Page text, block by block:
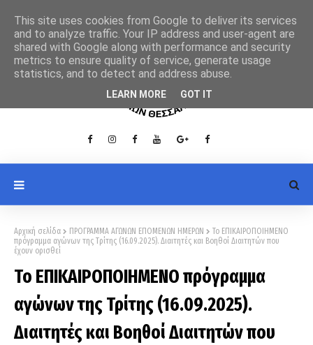
Αρχική σελίδα ΠΡΟΓΡΑΜΜΑ ΑΓΩΝΩΝ ΕΠΟΜΕΝΩΝ ΗΜΕΡΩΝ
Το ΕΠΙΚΑΙΡΟΠΟΙΗΜΕΝΟ
πρόγραμμα αγώνων της Τρίτης (16.09.2025). Διαιτητές και Βοηθοί Διαιτητών που
έχουν ορισθεί
Το ΕΠΙΚΑΙΡΟΠΟΙΗΜΕΝΟ πρόγραμμα
αγώνων της Τρίτης (16.09.2025).
Διαιτητές και Βοηθοί Διαιτητών που
This site uses cookies from Google to deliver its services
and to analyze traffic. Your IP address and user-agent are
shared with Google along with performance and security
metrics to ensure quality of service, generate usage
statistics, and to detect and address abuse.
LEARN MORE GOT IT